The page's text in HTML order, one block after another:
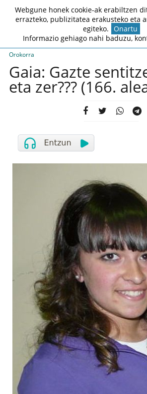
Orokorra
Gaia: Gazte
eta zer??? (166.
Webgune honek cookie-ak erabiltzen
errazteko, publizitatea erakusteko eta
egiteko. Onartu
Informazio gehiago nahi baduzu,